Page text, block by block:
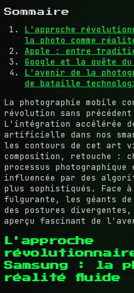
Sommaire
L'approche
la photo comme
Apple : entre
Google et la quête
L'avenir de la
de bataille
La photographie mobile
révolution sans précédent
L'intégration accélérée
artificielle dans nos
les contours de cet art
composition, retouche :
processus photographique
influencée par des
plus sophistiqués. Face
fulgurante, les géants
des postures
aperçu fascinant de
L'approche
Samsung : la
réalité fluide